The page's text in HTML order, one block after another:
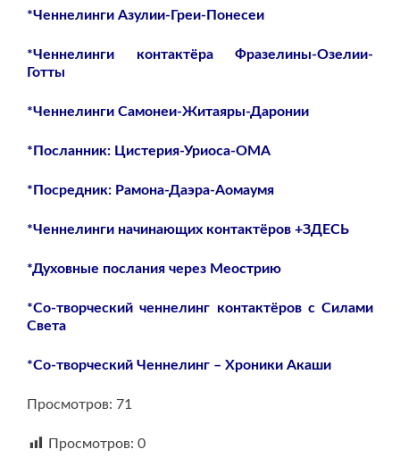
*Ченнелинги Азулии-Греи-Понесеи
*Ченнелинги контактёра Фразелины-Озелии-
Готты
*Ченнелинги Самонеи-Житаяры-Даронии
*Посланник: Цистерия-Уриоса-ОМА
*Посредник: Рамона-Даэра-Аомаумя
*Ченнелинги начинающих контактёров +ЗДЕСЬ
*Духовные послания через Меострию
*Со-творческий ченнелинг контактёров с Силами
Света
*Со-творческий Ченнелинг – Хроники Акаши
Просмотров: 71
Просмотров: 0